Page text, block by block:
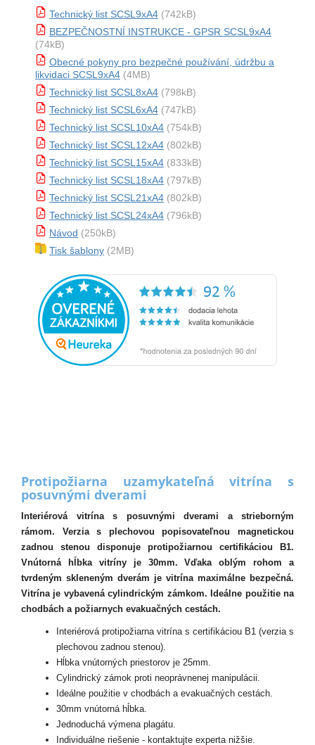
Technický list SCSL9xA4 (742kB)
BEZPEČNOSTNÍ INSTRUKCE - GPSR SCSL9xA4
(74kB)
Obecné pokyny pro bezpečné používání, údržbu a
likvidaci SCSL9xA4 (4MB)
Technický list SCSL8xA4 (798kB)
Technický list SCSL6xA4 (747kB)
Technický list SCSL10xA4 (754kB)
Technický list SCSL12xA4 (802kB)
Technický list SCSL15xA4 (833kB)
Technický list SCSL18xA4 (797kB)
Technický list SCSL21xA4 (802kB)
Technický list SCSL24xA4 (796kB)
Návod (250kB)
Tisk šablony (2MB)
Protipožiarna uzamykateľná vitrína s
posuvnými dverami
Interiérová vitrína s posuvnými dverami a strieborným
rámom. Verzia s plechovou popisovateľnou magnetickou
zadnou stenou disponuje protipožiarnou certifikáciou B1.
Vnútorná hĺbka vitríny je 30mm. Vďaka oblým rohom a
tvrdeným skleneným dverám je vitrína maximálne bezpečná.
Vitrína je vybavená cylindrickým zámkom. Ideálne použitie na
chodbách a požiarnych evakuačných cestách.
Interiérová protipožiarna vitrína s certifikáciou B1 (verzia s
plechovou zadnou stenou).
Hĺbka vnútorných priestorov je 25mm.
Cylindrický zámok proti neoprávnenej manipulácii.
Ideálne použitie v chodbách a evakuačných cestách.
30mm vnútorná hĺbka.
Jednoduchá výmena plagátu.
Individuálne riešenie - kontaktujte experta nižšie.